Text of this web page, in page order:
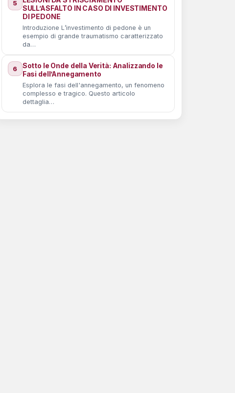
5
SULL’ASFALTO IN CASO DI INVESTIMENTO
DI PEDONE
Introduzione L’investimento di pedone è un
esempio di grande traumatismo caratterizzato
da…
6
Sotto le Onde della Verità: Analizzando le
Fasi dell’Annegamento
Esplora le fasi dell'annegamento, un fenomeno
complesso e tragico. Questo articolo
dettaglia…